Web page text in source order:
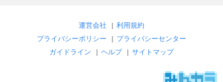
運営会社 | 利用規約
プライバシーポリシー
| プライバシーセンター
ガイドライン
| ヘルプ | サイトマップ